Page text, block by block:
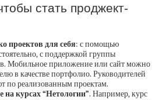
стать проджект-
проектов для себя: с помощью
с поддержкой группы
Мобильное приложение или сайт можно
в качестве портфолио. Руководителей
по реализованным проектам.
на курсах “Нетологии”. Например, курс